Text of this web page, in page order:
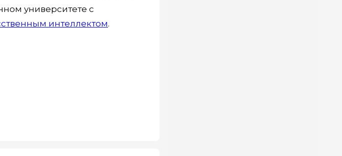
университете с
интеллектом.